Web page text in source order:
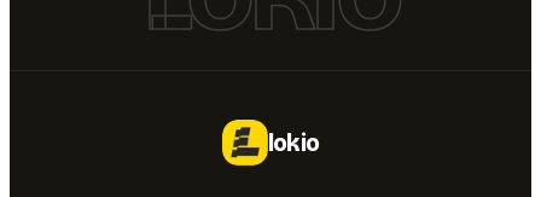
lokio